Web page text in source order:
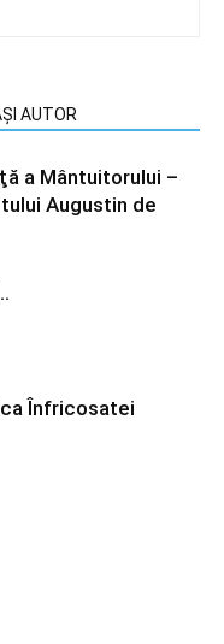
AUTOR
a Mântuitorului –
Augustin de
Înfricosatei